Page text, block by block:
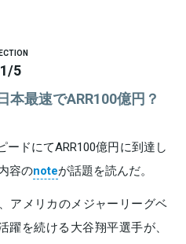
1/5
最速でARR100億円？
ドにてARR100億円に到達し
容のnoteが話題を読んだ。
アメリカのメジャーリーグベ
躍を続ける大谷翔平選手が、